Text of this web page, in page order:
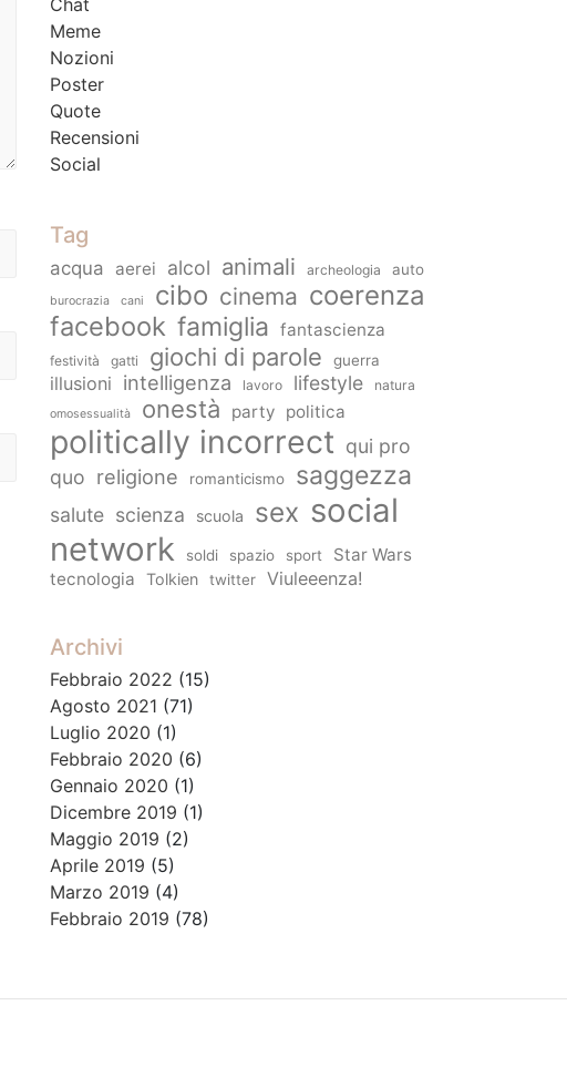
Chat
Meme
Nozioni
Poster
Quote
Recensioni
Social
Tag
acqua aerei alcol animali archeologia auto
burocrazia cani cibo cinema coerenza
facebook famiglia fantascienza
festività gatti giochi di parole guerra
illusioni intelligenza lavoro lifestyle natura
omosessualità onestà party politica
politically incorrect qui pro
quo religione romanticismo saggezza
salute scienza scuola sex social
network
soldi spazio sport
Star Wars
tecnologia
Tolkien twitter Viuleeenza!
Archivi
Febbraio 2022 (15)
Agosto 2021 (71)
Luglio 2020 (1)
Febbraio 2020 (6)
Gennaio 2020 (1)
Dicembre 2019 (1)
Maggio 2019 (2)
Aprile 2019 (5)
Marzo 2019 (4)
Febbraio 2019 (78)